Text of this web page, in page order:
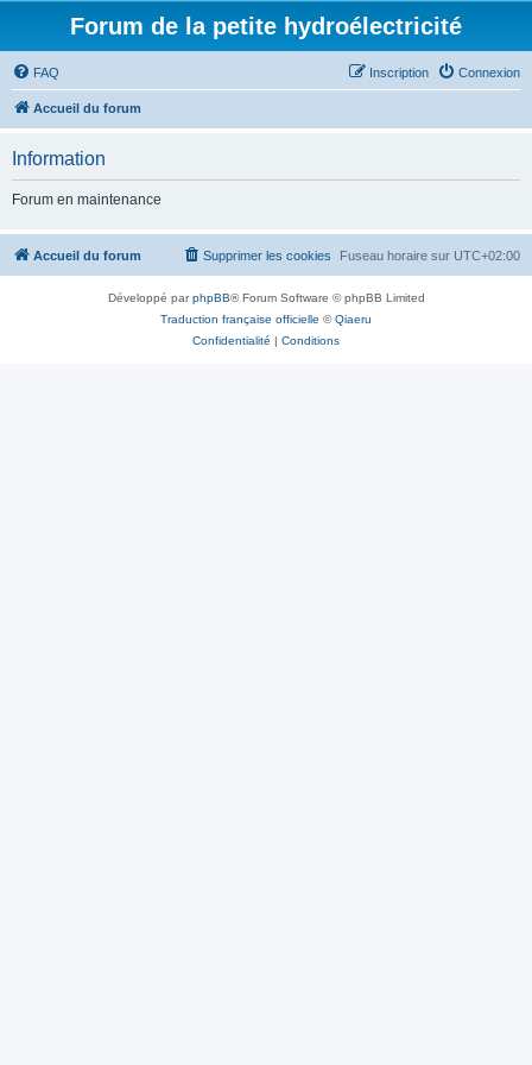
Forum de la petite hydroélectricité
FAQ Connexion
Inscription
Accueil du forum
Information
Forum en maintenance
Accueil du forum Fuseau horaire sur UTC+02:00
Supprimer les cookies
Développé parphpBB® Forum Software © phpBB Limited
Traduction française officielle ©Qiaeru
Confidentialité | Conditions